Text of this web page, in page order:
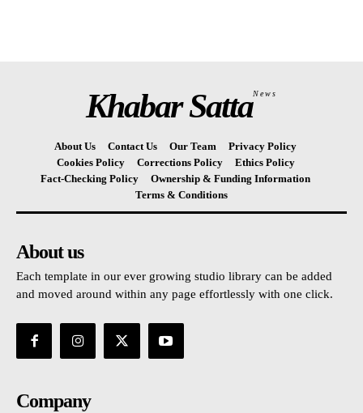
Khabar SattaNews
About Us Contact Us Our Team
Privacy Policy
Cookies Policy
Corrections Policy
Ethics Policy
Fact-Checking Policy
Ownership & Funding Information
Terms & Conditions
About us
Each template in our ever growing studio library can be added
and moved around within any page effortlessly with one click.
Company